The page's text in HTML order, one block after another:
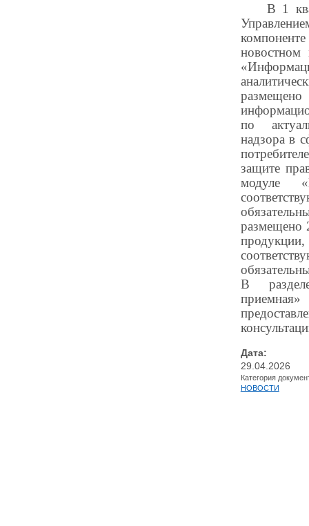
В 1
по
надзора в
защите
модуле
размещено
В
Дата:
29.04.2026
Категория
НОВОСТИ